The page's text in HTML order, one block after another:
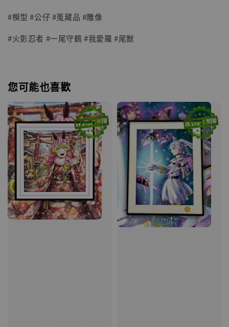
#模型 #公仔 #蒐藏品 #雕像
#火影忍者 #一尾守鶴 #我愛羅 #尾獸
您可能也喜歡